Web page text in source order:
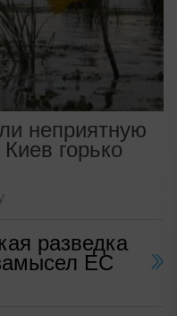
неприятную
горько
разведка
ЕС